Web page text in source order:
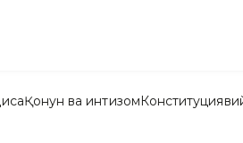
Қонун ва интизом